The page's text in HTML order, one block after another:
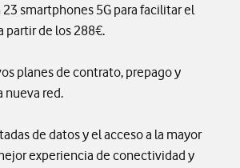
smartphones 5G para facilitar el
partir de los 288€.
planes de contrato, prepago y
nueva red.
de datos y el acceso a la mayor
experiencia de conectividad y